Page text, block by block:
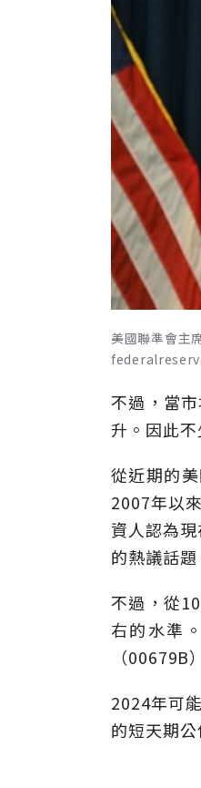
美國聯準會主
不過，當
升。因此
從近期的
2007年以
資人認為
的熱議話題
不過，從
右的水準
（
2024年可
的短天期